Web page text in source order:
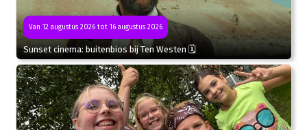
Van 12 augustus 2026 tot 16 augustus 2026
Sunset cinema: buitenbios bij Ten Westen 🗓